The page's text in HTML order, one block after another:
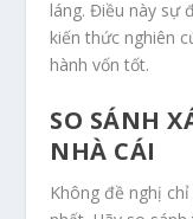
láng. Điều này sự
kiến thức nghiên
hành vốn tốt.
SO SÁNH
NHÀ CÁI
Không đề nghị